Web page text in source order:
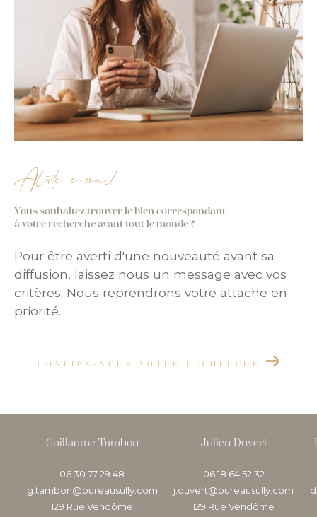
Alerte e-mail
Vous souhaitez trouver le bien correspondant
à votre recherche avant tout le monde ?
Pour être averti d'une nouveauté avant sa
diffusion, laissez nous un message avec vos
critères. Nous reprendrons votre attache en
priorité.
CONFIEZ-NOUS VOTRE RECHERCHE
Guillaume Tambon
06 30 77 29 48
g.tambon@bureausully.com
129 Rue Vendôme
Julien Duvert
06 18 64 52 32
j.duvert@bureausully.com
129 Rue Vendôme